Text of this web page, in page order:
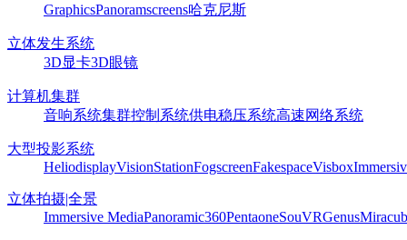
GraphicsPanoramscreens哈克尼斯
立体发生系统
3D显卡3D眼镜
计算机集群
音响系统集群控制系统供电稳压系统高速网络系统
大型投影系统
HeliodisplayVisionStationFogscreenFakespaceVisbox
立体拍摄|全景
Immersive MediaPanoramic360PentaoneSouVRGenus